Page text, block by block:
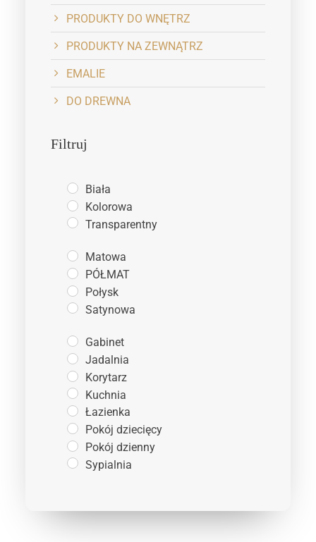
PRODUKTY DO WNĘTRZ
PRODUKTY NA ZEWNĄTRZ
EMALIE
DO DREWNA
Filtruj
Biała
Kolorowa
Transparentny
Matowa
PÓŁMAT
Połysk
Satynowa
Gabinet
Jadalnia
Korytarz
Kuchnia
Łazienka
Pokój dziecięcy
Pokój dzienny
Sypialnia